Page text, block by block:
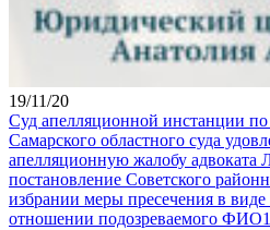
19/11/20
Суд апелляционной инстанции
Самарского областного суда
апелляционную жалобу адвоката
постановление Советского
избрании меры пресечения в
отношении подозреваемого ФИО1